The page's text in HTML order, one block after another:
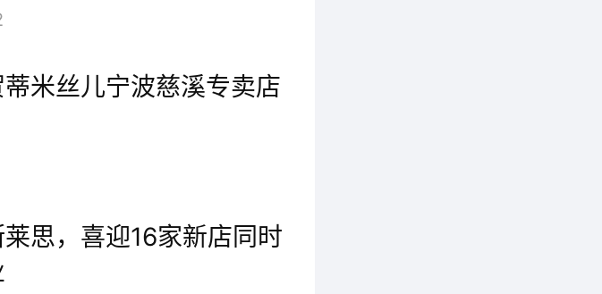
强势进入国内市
米丝儿宁波慈溪专卖店
思，喜迎16家新店同时